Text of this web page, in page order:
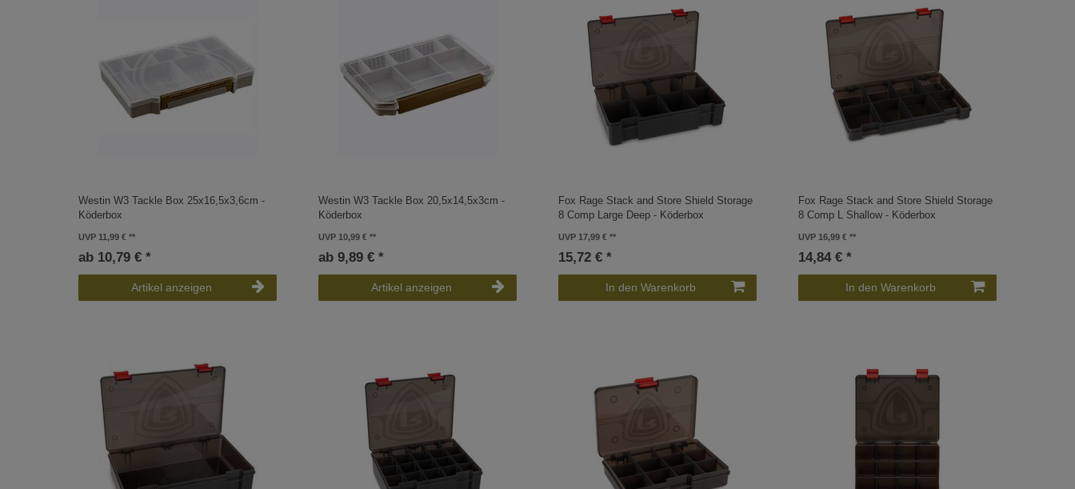
Westin W3 Tackle Box 25x16,5x3,6cm -
Köderbox
UVP 11,99 €
ab 10,79 € *
Artikel anzeigen
Westin W3 Tackle Box 20,5x14,5x3cm -
Köderbox
UVP 10,99 €
ab 9,89 € *
Artikel anzeigen
Fox Rage Stack and Store Shield Storage
8 Comp Large Deep - Köderbox
UVP 17,99 €
15,72 € *
In den Warenkorb
Fox Rage Stack and Store Shield Storage
8 Comp L Shallow - Köderbox
UVP 16,99 €
14,84 € *
In den Warenkorb